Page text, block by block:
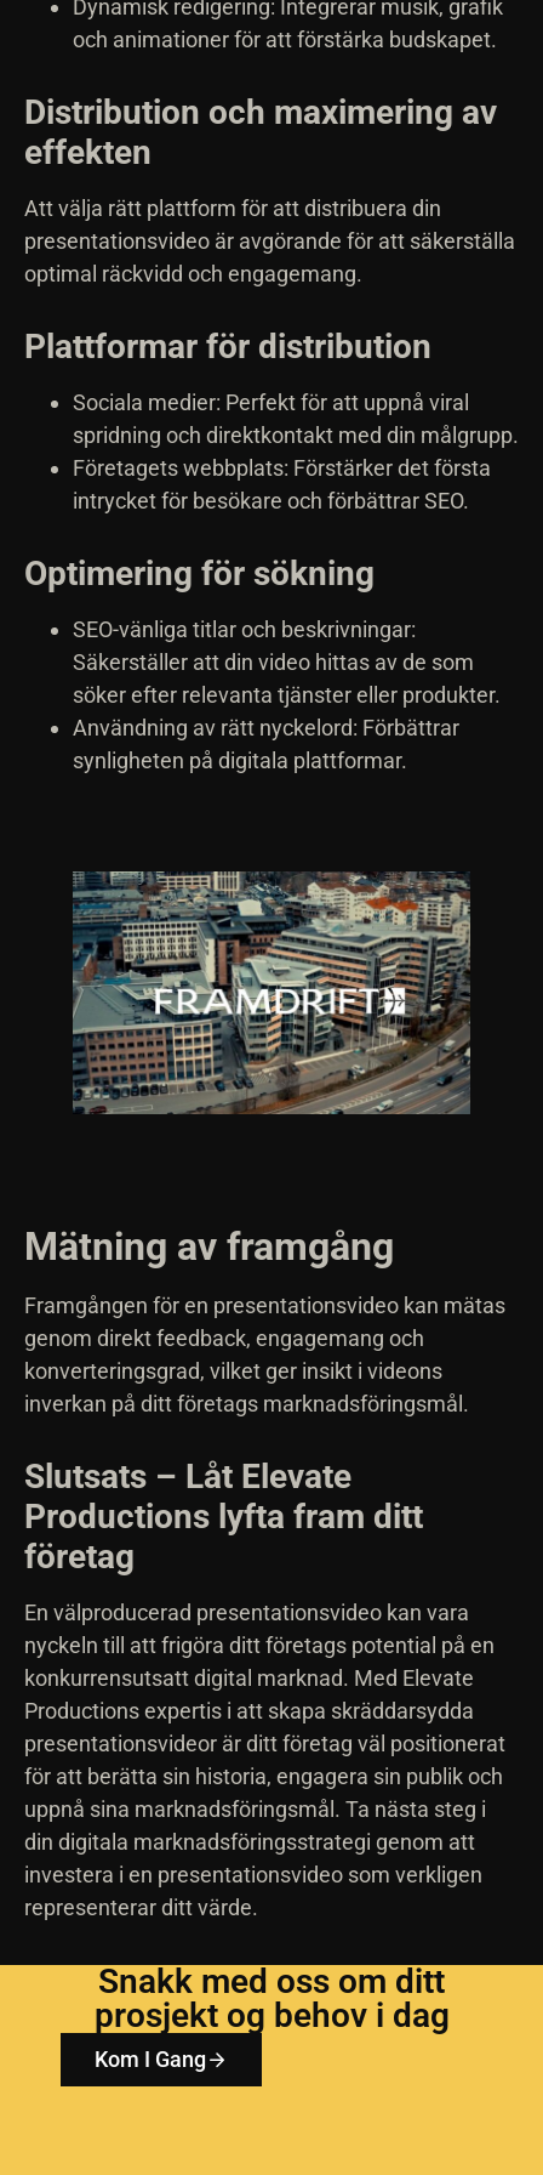
Dynamisk redigering: Integrerar musik, grafik
och animationer för att förstärka budskapet.
Distribution och maximering av
effekten
Att välja rätt plattform för att distribuera din
presentationsvideo är avgörande för att säkerställa
optimal räckvidd och engagemang.
Plattformar för distribution
Sociala medier: Perfekt för att uppnå viral
spridning och direktkontakt med din målgrupp.
Företagets webbplats: Förstärker det första
intrycket för besökare och förbättrar SEO.
Optimering för sökning
SEO-vänliga titlar och beskrivningar:
Säkerställer att din video hittas av de som
söker efter relevanta tjänster eller produkter.
Användning av rätt nyckelord: Förbättrar
synligheten på digitala plattformar.
Mätning av framgång
Framgången för en presentationsvideo kan mätas
genom direkt feedback, engagemang och
konverteringsgrad, vilket ger insikt i videons
inverkan på ditt företags marknadsföringsmål.
Slutsats – Låt Elevate
Productions lyfta fram ditt
företag
En välproducerad presentationsvideo kan vara
nyckeln till att frigöra ditt företags potential på en
konkurrensutsatt digital marknad. Med Elevate
Productions expertis i att skapa skräddarsydda
presentationsvideor är ditt företag väl positionerat
för att berätta sin historia, engagera sin publik och
uppnå sina marknadsföringsmål. Ta nästa steg i
din digitala marknadsföringsstrategi genom att
investera i en presentationsvideo som verkligen
representerar ditt värde.
Snakk med oss om ditt
prosjekt og behov i dag
Kom I Gang